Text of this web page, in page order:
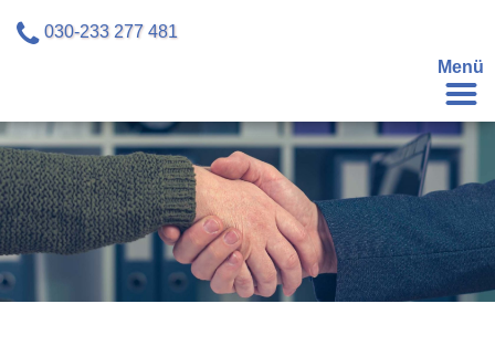
Menü
030-233 277 481